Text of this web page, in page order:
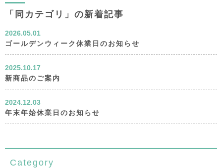
「同カテゴリ」の新着記事
2026.05.01
ゴールデンウィーク休業日のお知らせ
2025.10.17
新商品のご案内
2024.12.03
年末年始休業日のお知らせ
Category